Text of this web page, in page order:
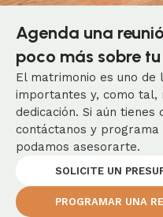
Agenda una
poco más sobre
El matrimonio es uno de
importantes y, como tal,
dedicación. Si aún tienes
contáctanos y programa
podamos asesorarte.
SOLICITE UN
PROGRAMAR UNA